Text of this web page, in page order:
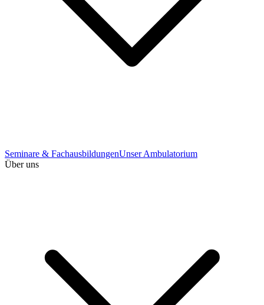
Seminare & FachausbildungenUnser Ambulatorium
Über uns